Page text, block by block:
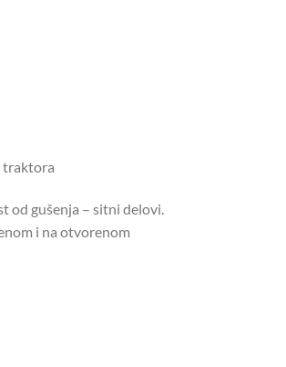
traktora
od gušenja – sitni delovi.
i na otvorenom